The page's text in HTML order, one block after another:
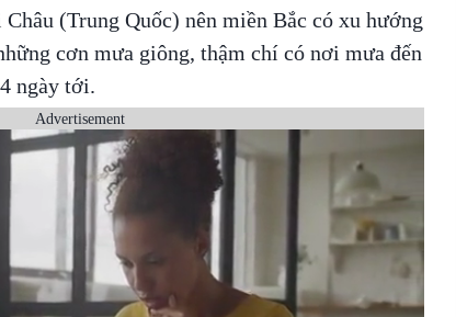
(Trung Quốc) nên miền Bắc có xu hướng
cơn mưa giông, thậm chí có nơi mưa đến
ngày tới.
Advertisement